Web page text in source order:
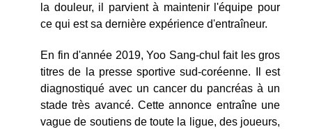
la douleur, il parvient à maintenir l'équipe pour
ce qui est sa dernière expérience d'entraîneur.
En fin d'année 2019, Yoo Sang-chul fait les gros
titres de la presse sportive sud-coréenne. Il est
diagnostiqué avec un cancer du pancréas à un
stade très avancé. Cette annonce entraîne une
vague de soutiens de toute la ligue, des joueurs,